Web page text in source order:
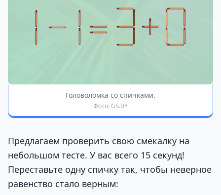
Головоломка со спичками.
Фото: GS.BY
Предлагаем проверить свою смекалку на
небольшом тесте. У вас всего 15 секунд!
Переставьте одну спичку так, чтобы неверное
равенство стало верным: